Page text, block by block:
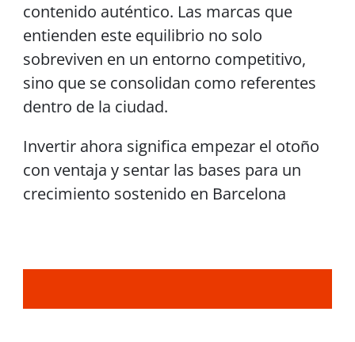
contenido auténtico. Las marcas que
entienden este equilibrio no solo
sobreviven en un entorno competitivo,
sino que se consolidan como referentes
dentro de la ciudad.
Invertir ahora significa empezar el otoño
con ventaja y sentar las bases para un
crecimiento sostenido en Barcelona